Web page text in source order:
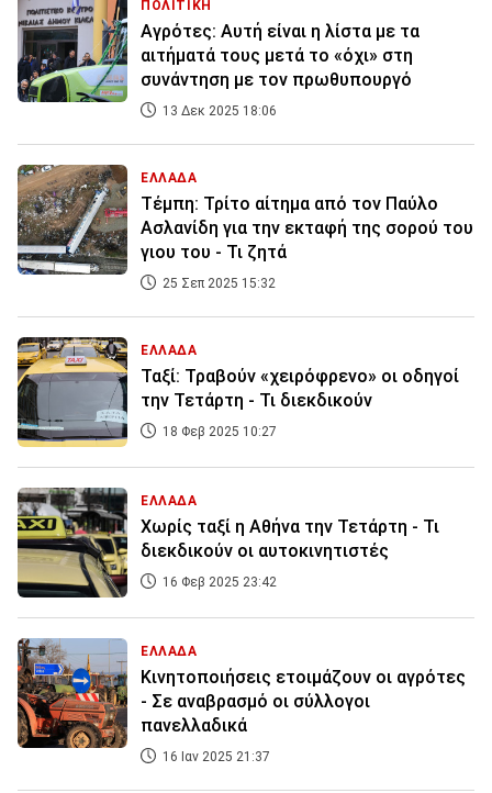
ΠΟΛΙΤΙΚΗ
Αγρότες: Αυτή είναι η λίστα με τα
αιτήματά τους μετά το «όχι» στη
συνάντηση με τον πρωθυπουργό
13 Δεκ 2025 18:06
ΕΛΛΑΔΑ
Τέμπη: Τρίτο αίτημα από τον Παύλο
Ασλανίδη για την εκταφή της σορού του
γιου του - Τι ζητά
25 Σεπ 2025 15:32
ΕΛΛΑΔΑ
Ταξί: Τραβούν «χειρόφρενο» οι οδηγοί
την Τετάρτη - Τι διεκδικούν
18 Φεβ 2025 10:27
ΕΛΛΑΔΑ
Χωρίς ταξί η Αθήνα την Τετάρτη - Τι
διεκδικούν οι αυτοκινητιστές
16 Φεβ 2025 23:42
ΕΛΛΑΔΑ
Κινητοποιήσεις ετοιμάζουν οι αγρότες
- Σε αναβρασμό οι σύλλογοι
πανελλαδικά
16 Ιαν 2025 21:37